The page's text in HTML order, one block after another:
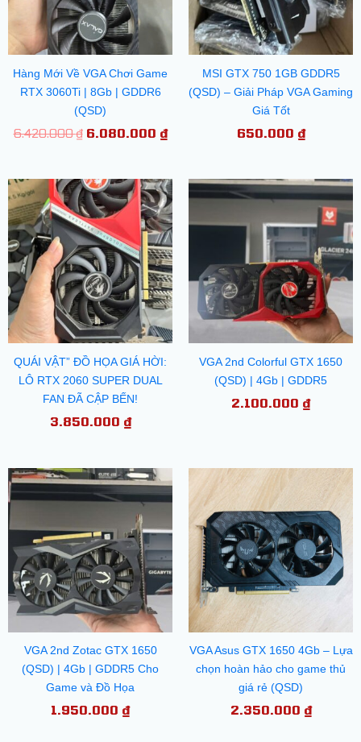
Hàng Mới Về VGA Chơi Game
RTX 3060Ti | 8Gb | GDDR6
(QSD)
6.420.000₫ 6.080.000 ₫
MSI GTX 750 1GB GDDR5
(QSD) – Giải Pháp VGA Gaming
Giá Tốt
650.000 ₫
QUÁI VẬT” ĐỒ HỌA GIÁ HỜI:
LÔ RTX 2060 SUPER DUAL
FAN ĐÃ CẬP BẾN!
3.850.000 ₫
VGA 2nd Colorful GTX 1650
(QSD) | 4Gb | GDDR5
2.100.000 ₫
VGA 2nd Zotac GTX 1650
(QSD) | 4Gb | GDDR5 Cho
Game và Đồ Họa
1.950.000 ₫
VGA Asus GTX 1650 4Gb – Lựa
chọn hoàn hảo cho game thủ
giá rẻ (QSD)
2.350.000 ₫